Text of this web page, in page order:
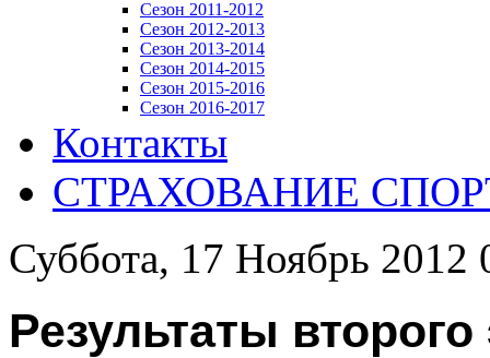
Сезон 2011-2012
Сезон 2012-2013
Сезон 2013-2014
Сезон 2014-2015
Сезон 2015-2016
Сезон 2016-2017
Контакты
СТРАХОВАНИЕ
Суббота, 17 Ноябрь 2012
Результаты второго